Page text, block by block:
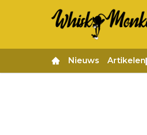
Nieuws Artikelen